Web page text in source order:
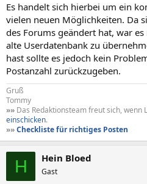
Es handelt sich hierbei um ein
vielen neuen Möglichkeiten. Da
des Forums geändert hat, war
alte Userdatenbank zu
hast sollte es jedoch kein
Postanzahl zurückzugeben.
Gruß
Tommy
»» Das Redaktionsteam freut sich, wenn
einschicken.
»»Checkliste für richtiges Posten
H Hein Bloed
Gast